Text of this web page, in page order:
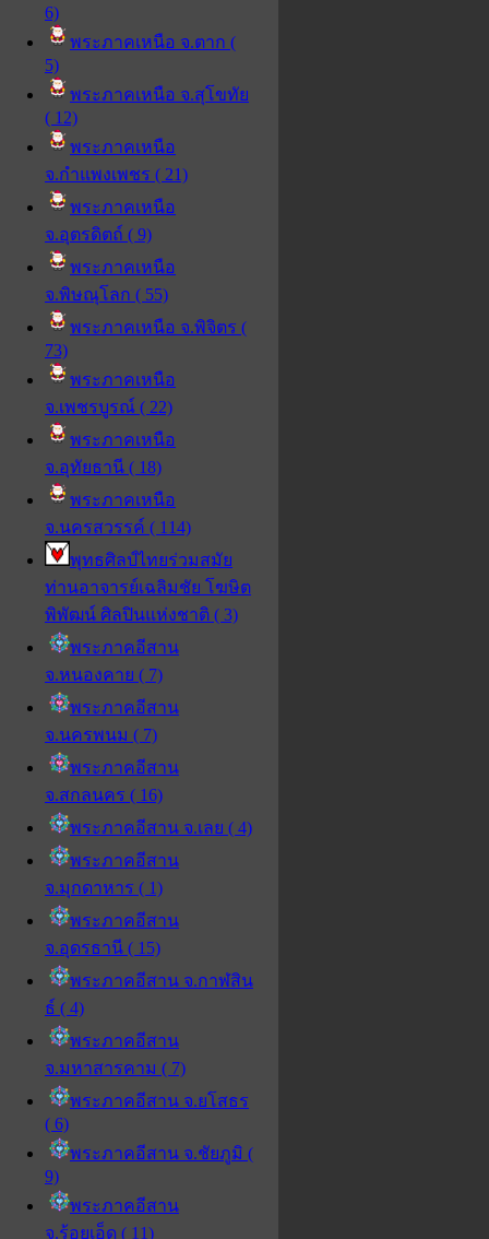
6)
พระภาคเหนือ จ.ตาก (
5)
พระภาคเหนือ จ.สุโขทัย
( 12)
พระภาคเหนือ
จ.กำแพงเพชร ( 21)
พระภาคเหนือ
จ.อุตรดิตถ์ ( 9)
พระภาคเหนือ
จ.พิษณุโลก ( 55)
พระภาคเหนือ จ.พิจิตร (
73)
พระภาคเหนือ
จ.เพชรบูรณ์ ( 22)
พระภาคเหนือ
จ.อุทัยธานี ( 18)
พระภาคเหนือ
จ.นครสวรรค์ ( 114)
พุทธศิลป์ไทยร่วมสมัย
ท่านอาจารย์เฉลิมชัย โฆษิต
พิพัฒน์ ศิลปินแห่งชาติ ( 3)
พระภาคอีสาน
จ.หนองคาย ( 7)
พระภาคอีสาน
จ.นครพนม ( 7)
พระภาคอีสาน
จ.สกลนคร ( 16)
พระภาคอีสาน จ.เลย ( 4)
พระภาคอีสาน
จ.มุกดาหาร ( 1)
พระภาคอีสาน
จ.อุดรธานี ( 15)
พระภาคอีสาน จ.กาฬสิน
ธ์ ( 4)
พระภาคอีสาน
จ.มหาสารคาม ( 7)
พระภาคอีสาน จ.ยโสธร
( 6)
พระภาคอีสาน จ.ชัยภูมิ (
9)
พระภาคอีสาน
จ.ร้อยเอ็ด ( 11)